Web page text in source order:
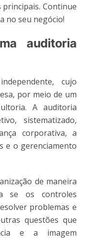
principais. Continue
no seu negócio!
auditoria
cujo
por meio de um
A auditoria
sistematizado,
corporativa, a
e o gerenciamento
de maneira
se os controles
problemas e
questões que
e a imagem